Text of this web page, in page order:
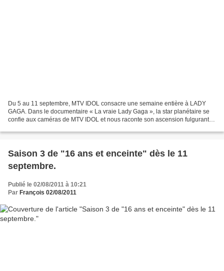
Du 5 au 11 septembre, MTV IDOL consacre une semaine entière à LADY
GAGA. Dans le documentaire « La vraie Lady Gaga », la star planétaire se
confie aux caméras de MTV IDOL et nous raconte son ascension fulgurante
Saison 3 de "16 ans et enceinte" dès le 11
septembre.
Publié le 02/08/2011 à 10:21
Par François 02/08/2011